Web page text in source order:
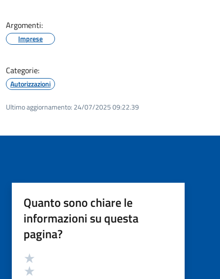
Argomenti:
Imprese
Categorie:
Autorizzazioni
Ultimo aggiornamento: 24/07/2025 09:22.39
Quanto sono chiare le
informazioni su questa
pagina?
Valutazione